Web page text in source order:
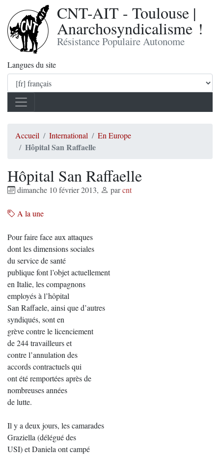
CNT-AIT - Toulouse |
Anarchosyndicalisme !
Résistance Populaire Autonome
Langues du site
Accueil International En Europe
Hôpital San Raffaelle
Hôpital San Raffaelle
dimanche 10 février 2013, parcnt
A la une
Pour faire face aux attaques
dont les dimensions sociales
du service de santé
publique font l’objet actuellement
en Italie, les compagnons
employés à l’hôpital
San Raffaele, ainsi que d’autres
syndiqués, sont en
grève contre le licenciement
de 244 travailleurs et
contre l’annulation des
accords contractuels qui
ont été remportées après de
nombreuses années
de lutte.
Il y a deux jours, les camarades
Graziella (délégué des
USI) et Daniela ont campé